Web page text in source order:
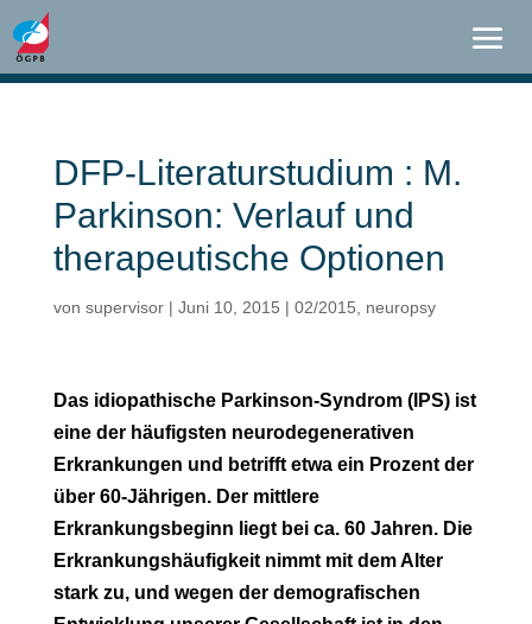
DFP-Literaturstudium : M.
Parkinson: Verlauf und
therapeutische Optionen
von supervisor| Juni 10, 2015 | 02/2015 neuropsy
Das idiopathische Parkinson-Syndrom (IPS) ist
eine der häufigsten neurodegenerativen
Erkrankungen und betrifft etwa ein Prozent der
über 60-Jährigen. Der mittlere
Erkrankungsbeginn liegt bei ca. 60 Jahren. Die
Erkrankungshäufigkeit nimmt mit dem Alter
stark zu, und wegen der demografischen